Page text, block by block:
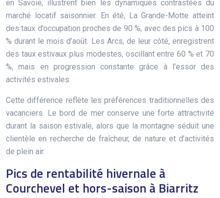
en Savoie, illustrent bien les dynamiques contrastées du
marché locatif saisonnier. En été, La Grande-Motte atteint
des taux d’occupation proches de 90 %, avec des pics à 100
% durant le mois d’août. Les Arcs, de leur côté, enregistrent
des taux estivaux plus modestes, oscillant entre 60 % et 70
%, mais en progression constante grâce à l’essor des
activités estivales.
Cette différence reflète les préférences traditionnelles des
vacanciers. Le bord de mer conserve une forte attractivité
durant la saison estivale, alors que la montagne séduit une
clientèle en recherche de fraîcheur, de nature et d’activités
de plein air.
Pics de rentabilité hivernale à
Courchevel et hors-saison à Biarritz